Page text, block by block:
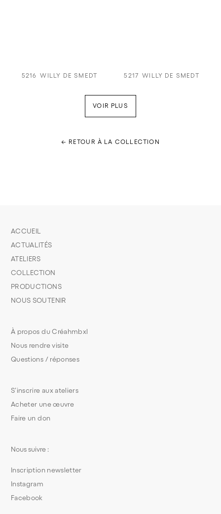
5216 WILLY DE SMEDT 5217 WILLY DE SMEDT
VOIR PLUS
← RETOUR À LA COLLECTION
S’inscrire aux ateliers
Acheter une œuvre
Faire un don
À propos du Créahmbxl
Nous rendre visite
Questions / réponses
ACCUEIL
ACTUALITÉS
ATELIERS
COLLECTION
PRODUCTIONS
NOUS SOUTENIR
Nous suivre :
Inscription newsletter
Instagram
Facebook